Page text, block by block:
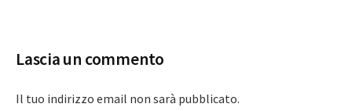
Lascia un commento
Il tuo indirizzo email non sarà pubblicato.